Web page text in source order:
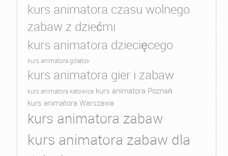
kurs animatora czasu wolnego
zabaw z dziećmi
kurs animatora dziecięcego
kurs animatora gdańsk
kurs animatora gier i zabaw
kurs animatora katowice kurs animatora Poznań
kurs animatora Warszawa
kurs animatora zabaw
kurs animatora zabaw dla